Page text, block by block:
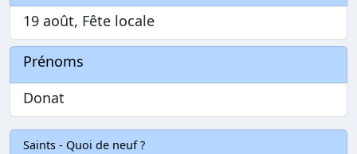
19 août, Fête locale
Prénoms
Donat
Saints - Quoi de neuf ?